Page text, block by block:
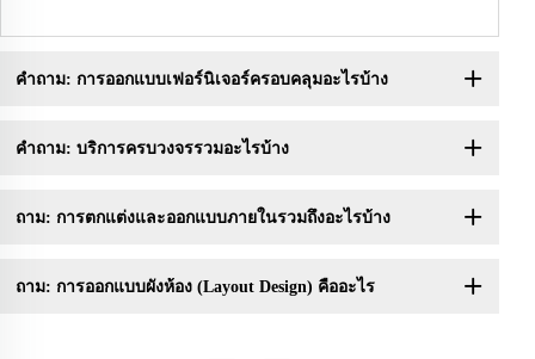
คำถาม: การออกแบบเฟอร์นิเจอร์ครอบคลุมอะไรบ้าง
คำถาม: บริการครบวงจรรวมอะไรบ้าง
ถาม: การตกแต่งและออกแบบภายในรวมถึงอะไรบ้าง
ถาม: การออกแบบผังห้อง (Layout Design) คืออะไร